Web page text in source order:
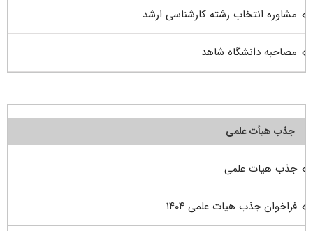
مشاوره انتخاب رشته کارشناسی ارشد
مصاحبه دانشگاه شاهد
جذب هیأت علمی
جذب هیات علمی
فراخوان جذب هیات علمی ۱۴۰۴